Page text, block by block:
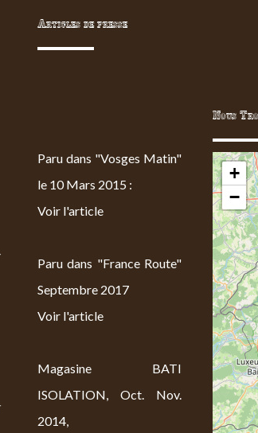
Articles de presse
Paru dans "Vosges Matin"
le 10 Mars 2015 :
Voir l'article
Paru dans "France Route"
Septembre 2017
Voir l'article
Magasine BATI
ISOLATION, Oct. Nov.
2014,
Nous
+
−